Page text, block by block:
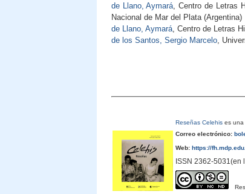
de Llano, Aymará, Centro de Letras
Nacional de Mar del Plata (Argentina)
de Llano, Aymará, Centro de Letras
de los Santos, Sergio Marcelo,
Reseñas Celehises una
Correo electrónico:
Web:https://
ISSN 2362-5031(en